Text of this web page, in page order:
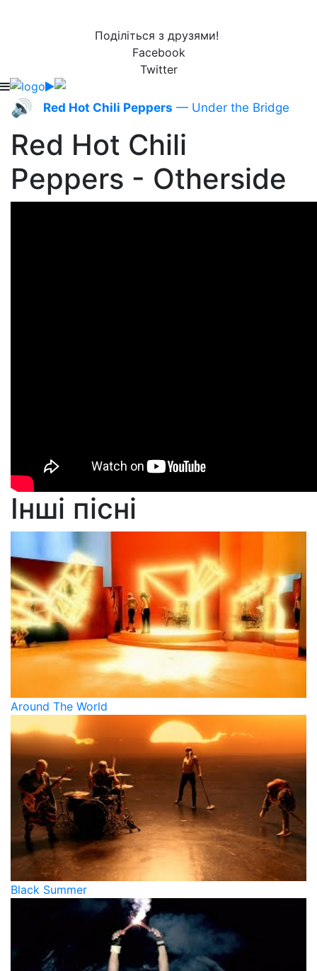
Поділіться з друзями!
Facebook
Twitter
🔊 Red Hot Chili Peppers — Under the Bridge
Red Hot Chili
Peppers - Otherside
Інші пісні
Around The World
Black Summer